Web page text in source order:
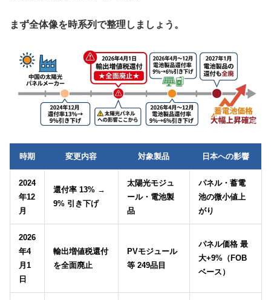
まず全体像を時系列で整理しましょう。
時期 変更内容 対象製品 日本への影響
2024
年12
月
還付率 13% →
9% 引き下げ
太陽光モジュ
ール・電池製
品
パネル・蓄電
池の微小値上
がり
2026
年4
月1
日
輸出増値税還付
を全面廃止
PVモジュール
等 249品目
パネル価格 最
大+9%（FOB
ベース）